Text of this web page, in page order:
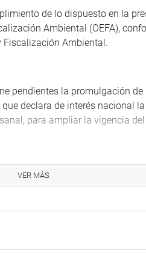
de lo dispuesto en la
Ambiental (OEFA),
Fiscalización Ambiental.
pendientes la promulgación
declara de interés nacional
para ampliar la vigencia
el pasado cuatro de diciembre.
y su plazo constitucional
aprobó un total de 9
VER MÁS